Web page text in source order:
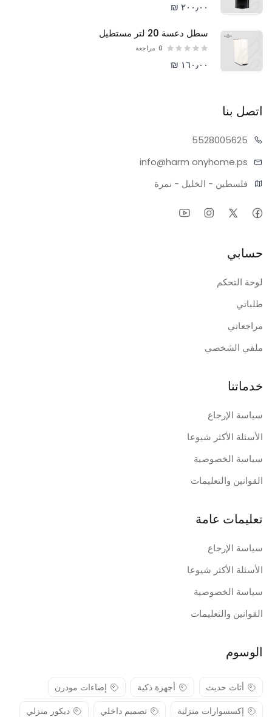
٢٠٠٫٠٠ ₪
سطل دعسة 20 لتر مستطيل
0 مراجعة
١٦٠٫٠٠ ₪
اتصل بنا
05625
55280
info@harm onyhome.ps
فلسطين - الخليل - نمرة
حسابي
لوحة التحكم
طلباتي
مراجعاتي
ملفي الشخصي
خدماتنا
سياسة الإرجاع
الأسئلة الأكثر شيوعا
سياسة الخصوصية
القوانين والتعليمات
تعليمات عامة
سياسة الإرجاع
الأسئلة الأكثر شيوعا
سياسة الخصوصية
القوانين والتعليمات
الوسوم
أثاث حديث أجهزة ذكية
إضاءات مودرن
إكسسوارات منزلية
تصميم داخلي ديكور منزلي